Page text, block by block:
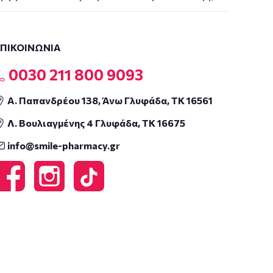
0030 211 800 9093
Α. Παπανδρέου 138, Άνω Γλυφάδα, ΤΚ 16561
Λ. Βουλιαγμένης 4 Γλυφάδα, ΤΚ 16675
info@smile-pharmacy.gr